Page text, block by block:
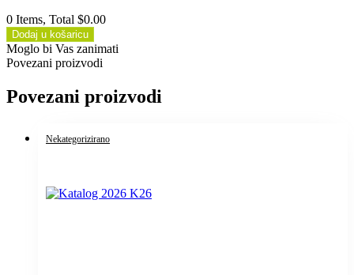
0 Items, Total $0.00
Dodaj u košaricu
Moglo bi Vas zanimati
Povezani proizvodi
Povezani proizvodi
Nekategorizirano